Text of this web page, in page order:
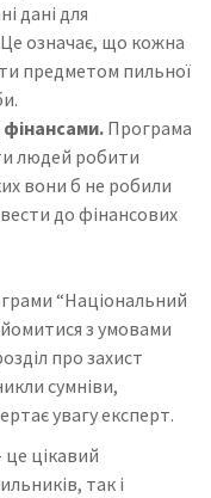
дані для
означає, що кожна
предметом пильної
Програма
людей робити
вони б не робили
до фінансових
“Національний
з умовами
про захист
сумніви,
увагу експерт.
цікавий
так і